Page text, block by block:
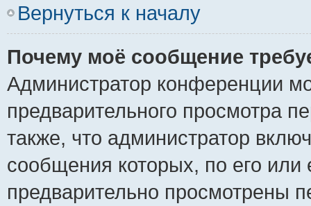
Вернуться к началу
Почему моё сообщение
Администратор конференции
предварительного просмотра
также, что администратор
сообщения которых, по его
предварительно просмотрены